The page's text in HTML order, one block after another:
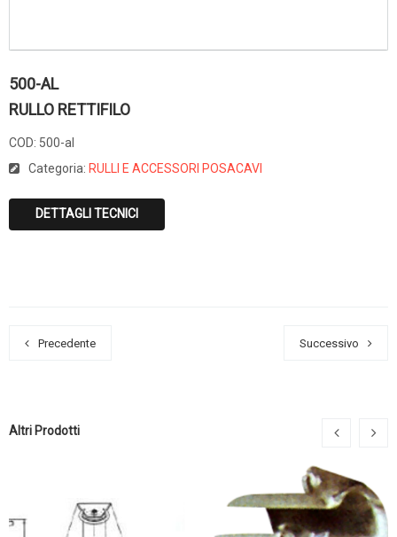
500-AL
RULLO RETTIFILO
COD: 500-al
Categoria: RULLI E ACCESSORI POSACAVI
DETTAGLI TECNICI
Precedente Successivo
Altri Prodotti